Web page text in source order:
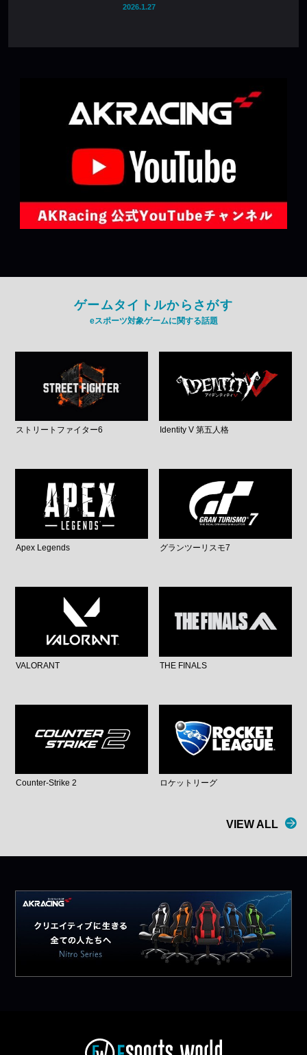
2026.1.27
ゲームタイトルからさがす
eスポーツ対象ゲームに関する話題
ストリートファイター6 Identity V 第五人格
Apex Legends グランツーリスモ7
VALORANT THE FINALS
Counter-Strike 2 ロケットリーグ
VIEW ALL